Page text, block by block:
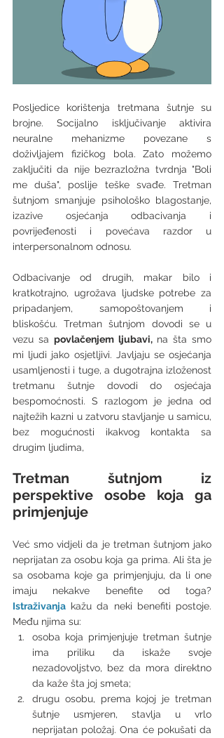
Posljedice korištenja tretmana šutnje su
brojne. Socijalno isključivanje aktivira
neuralne mehanizme povezane s
doživljajem fizičkog bola. Zato možemo
zaključiti da nije bezrazložna tvrdnja "Boli
me duša", poslije teške svađe. Tretman
šutnjom smanjuje psihološko blagostanje,
izazive osjećanja odbacivanja i
povrijeđenosti i povećava razdor u
interpersonalnom odnosu.
Odbacivanje od drugih, makar bilo i
kratkotrajno, ugrožava ljudske potrebe za
pripadanjem, samopoštovanjem i
bliskošću. Tretman šutnjom dovodi se u
vezu sa povlačenjem ljubavi, na šta smo
mi ljudi jako osjetljivi. Javljaju se osjećanja
usamljenosti i tuge, a dugotrajna izloženost
tretmanu šutnje dovodi do osjećaja
bespomoćnosti. S razlogom je jedna od
najtežih kazni u zatvoru stavljanje u samicu,
bez mogućnosti ikakvog kontakta sa
drugim ljudima,
Tretman šutnjom iz
perspektive osobe koja ga
primjenjuje
Već smo vidjeli da je tretman šutnjom jako
neprijatan za osobu koja ga prima. Ali šta je
sa osobama koje ga primjenjuju, da li one
Istraživanja kažu da neki benefiti postoje.
Među njima su:
osoba koja primjenjuje tretman šutnje
ima priliku da iskaže svoje
nezadovoljstvo, bez da mora direktno
da kaže šta joj smeta;
drugu osobu, prema kojoj je tretman
šutnje usmjeren, stavlja u vrlo
neprijatan položaj. Ona će pokušati da